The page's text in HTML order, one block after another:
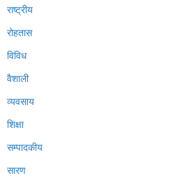
राष्ट्रीय
रोहतास
विविध
वैशाली
व्यवसाय
शिक्षा
सम्पादकीय
सारण